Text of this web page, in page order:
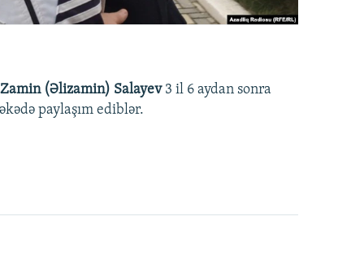
Zamin (Əlizamin) Salayev 3 il 6 aydan sonra
paylaşım ediblər.